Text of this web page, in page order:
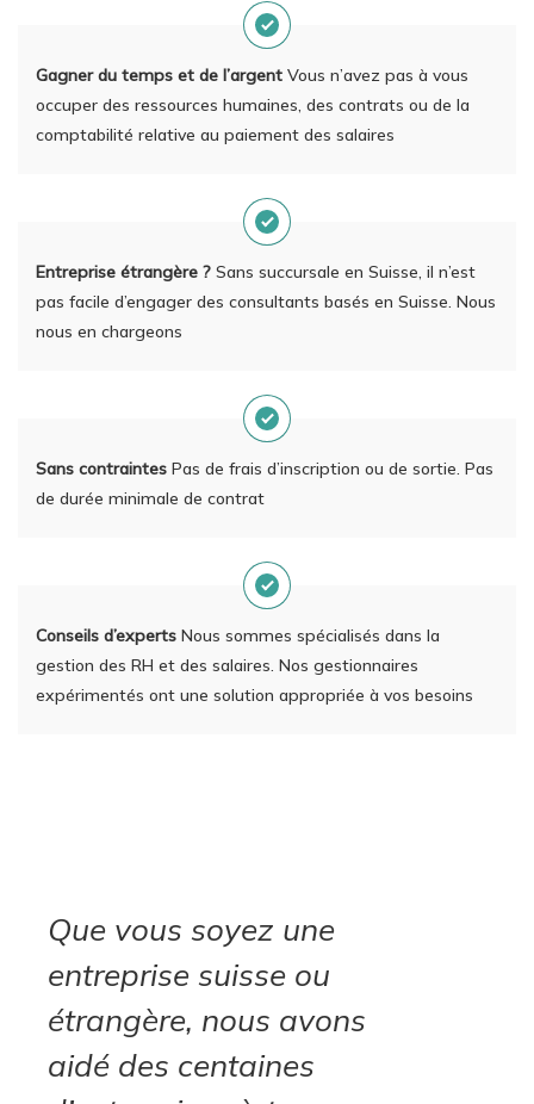
Gagner du temps et de l’argent Vous n’avez pas à vous
occuper des ressources humaines, des contrats ou de la
comptabilité relative au paiement des salaires
Entreprise étrangère ? Sans succursale en Suisse, il n’est
pas facile d’engager des consultants basés en Suisse. Nous
nous en chargeons
Sans contraintes Pas de frais d’inscription ou de sortie. Pas
de durée minimale de contrat
Conseils d’experts Nous sommes spécialisés dans la
gestion des RH et des salaires. Nos gestionnaires
expérimentés ont une solution appropriée à vos besoins
Que vous soyez une
entreprise suisse ou
étrangère, nous avons
aidé des centaines